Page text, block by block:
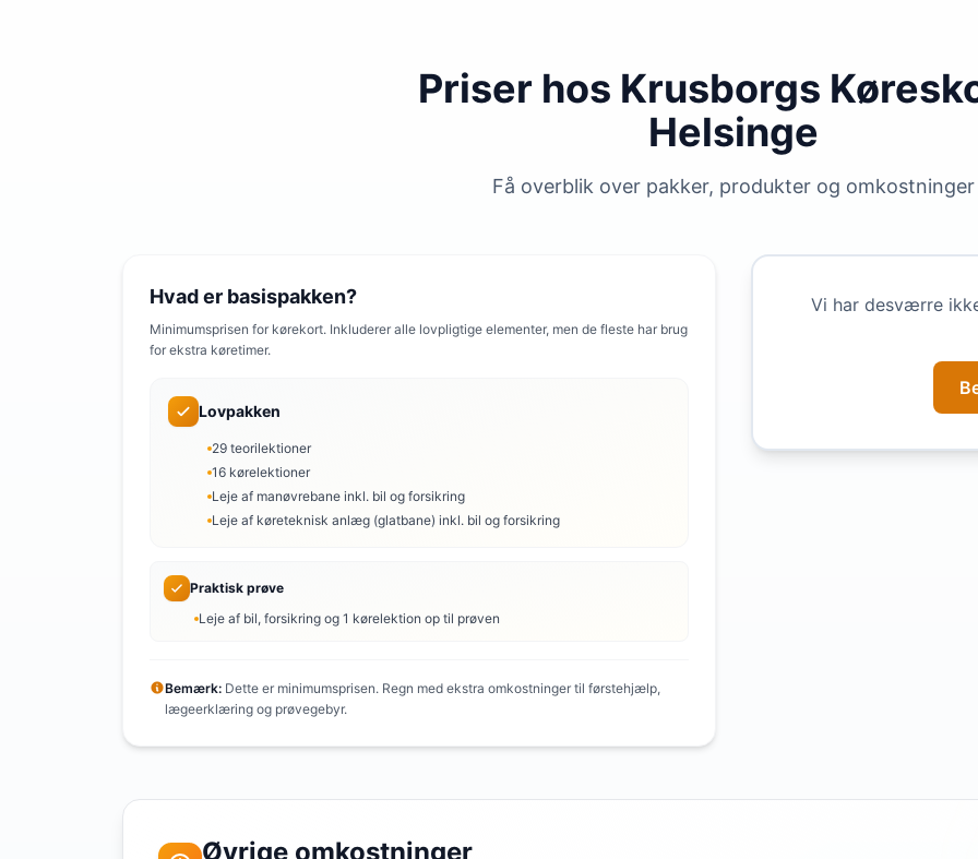
Priser hos Krusborgs
Helsinge
Få overblik over pakker, produkter og omkostninger
Hvad er basispakken?
Minimumsprisen for kørekort. Inkluderer alle lovpligtige elementer, men de fleste har brug
for ekstra køretimer.
Lovpakken
29 teorilektioner
16 kørelektioner
Leje af manøvrebane inkl. bil og forsikring
Leje af køreteknisk anlæg (glatbane) inkl. bil og forsikring
Praktisk prøve
Leje af bil, forsikring og 1 kørelektion op til prøven
Bemærk: Dette er minimumsprisen. Regn med ekstra omkostninger til førstehjælp,
lægeerklæring og prøvegebyr.
Vi har desværre
Øvrige omkostninger